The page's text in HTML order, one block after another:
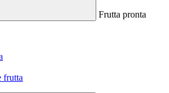
Frutta pronta
frutta